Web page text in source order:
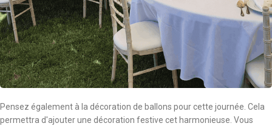
Pensez également à la décoration de ballons pour cette journée. Cela
permettra d'ajouter une décoration festive cet harmonieuse. Vous